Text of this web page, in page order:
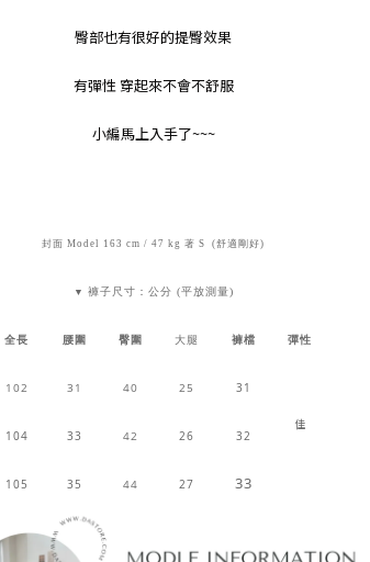
臀部也有很好的提臀效果
有彈性 穿起來不會不舒服
小編馬上入手了~~~
封面 Model 163 cm / 47 kg 著 S (舒適剛好)
▼ 褲子尺寸：公分 (平放測量)
全長 腰圍 臀圍 大腿 褲檔 彈性
102
104
105
31
33
35
40
42
44
25
26
27
31
32
33
佳